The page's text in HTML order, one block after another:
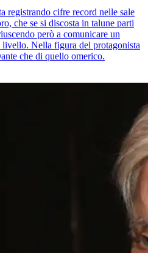
registrando cifre record nelle sale
che se si discosta in talune parti
però a comunicare un
livello. Nella figura del protagonista
che di quello omerico.